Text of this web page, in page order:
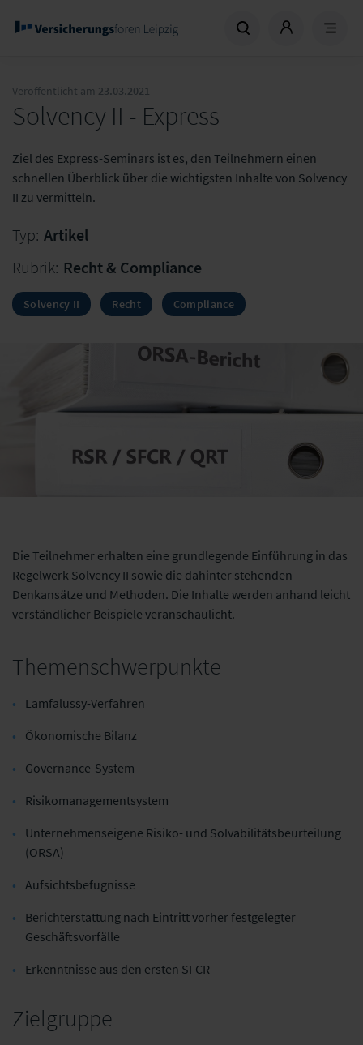
Veröffentlicht am 23.03.2021
Solvency II - Express
Ziel des Express-Seminars ist es, den Teilnehmern einen
schnellen Überblick über die wichtigsten Inhalte von Solvency
II zu vermitteln.
Typ: Artikel
Rubrik: Recht & Compliance
Solvency II Recht Compliance
Die Teilnehmer erhalten eine grundlegende Einführung in das
Regelwerk Solvency II sowie die dahinter stehenden
Denkansätze und Methoden. Die Inhalte werden anhand leicht
verständlicher Beispiele veranschaulicht.
Themenschwerpunkte
Lamfalussy-Verfahren
Ökonomische Bilanz
Governance-System
Risikomanagementsystem
Unternehmenseigene Risiko- und Solvabilitätsbeurteilung
(ORSA)
Aufsichtsbefugnisse
Berichterstattung nach Eintritt vorher festgelegter
Geschäftsvorfälle
Erkenntnisse aus den ersten SFCR
Zielgruppe